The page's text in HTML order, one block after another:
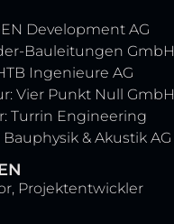
Development AG
Bauleitungen GmbH
Ingenieure AG
Vier Punkt Null GmbH
Turrin Engineering
& Akustik AG
Projektentwickler